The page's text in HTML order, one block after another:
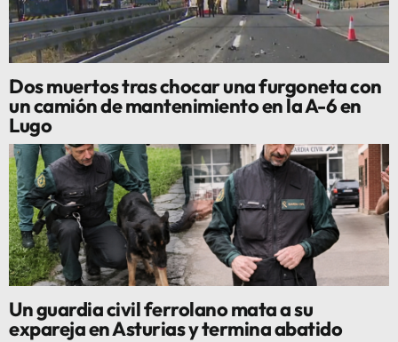
Dos muertos tras chocar una furgoneta con
un camión de mantenimiento en la A-6 en
Lugo
Un guardia civil ferrolano mata a su
expareja en Asturias y termina abatido